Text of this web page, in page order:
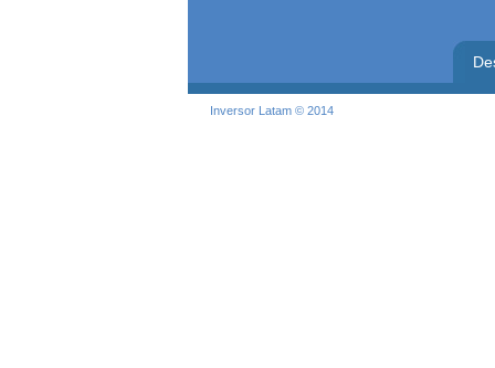
Inversor Latam © 2014